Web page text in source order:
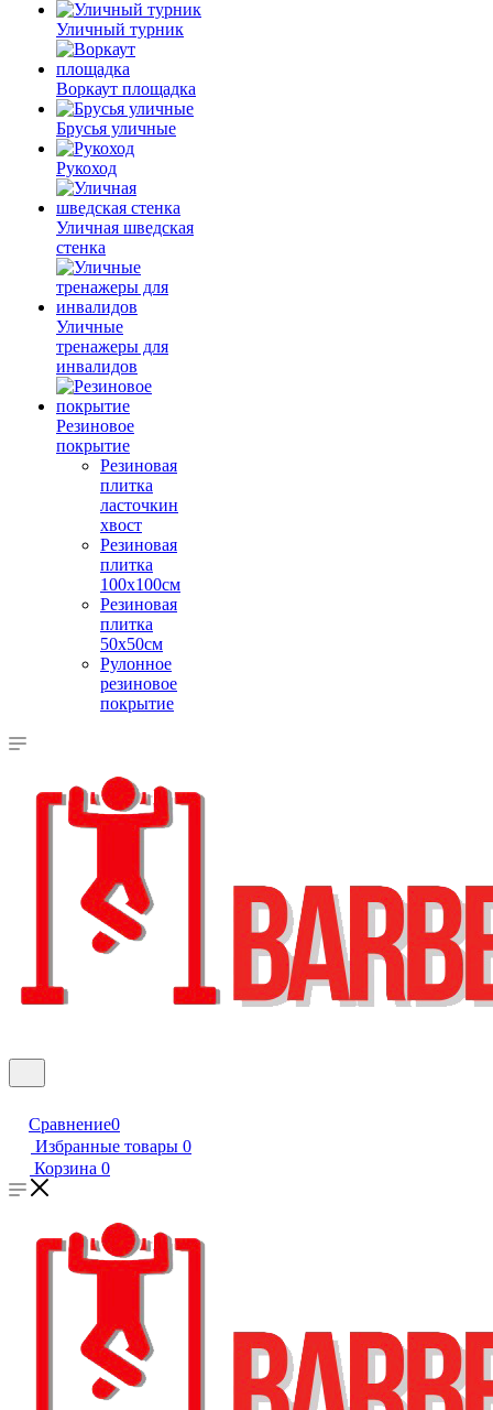
Уличный турник
Воркаут площадка
Брусья уличные
Рукоход
Уличная шведская
стенка
Уличные
тренажеры для
инвалидов
Резиновое
покрытие
Резиновая
плитка
ласточкин
хвост
Резиновая
плитка
100х100см
Резиновая
плитка
50х50см
Рулонное
резиновое
покрытие
Сравнение0
Избранные товары 0
Корзина 0